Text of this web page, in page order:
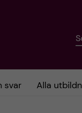
svar Alla